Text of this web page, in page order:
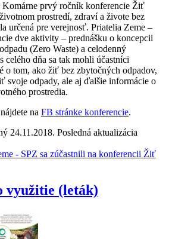
Komárne prvý ročník konferencie Žiť
prostredí, zdraví a živote bez
určená pre verejnosť. Priatelia Zeme –
dve aktivity – prednášku o koncepcii
(Zero Waste) a celodenný
celého dňa sa tak mohli účastníci
o tom, ako žiť bez zbytočných odpadov,
svoje odpady, ale aj ďalšie informácie o
prostredia.
na FB stránke konferencie.
24.11.2018. Posledná aktualizácia
- SPZ sa zúčastnili na konferencii Žiť
využitie (leták)